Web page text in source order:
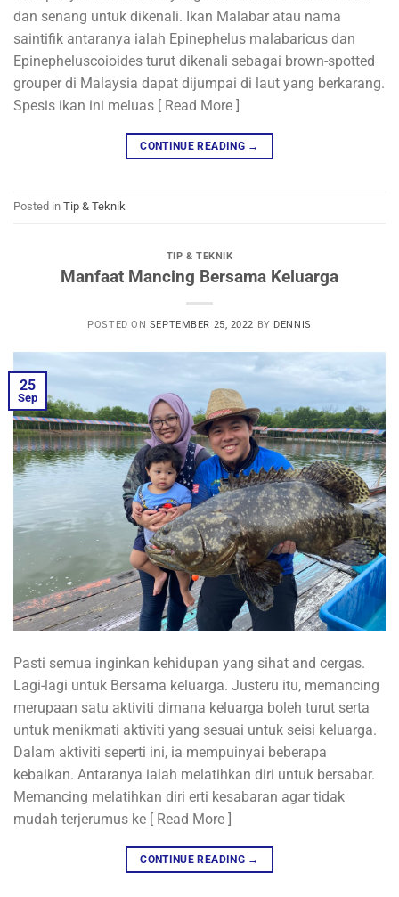
dan senang untuk dikenali. Ikan Malabar atau nama
saintifik antaranya ialah Epinephelus malabaricus dan
Epinepheluscoioides turut dikenali sebagai brown-spotted
grouper di Malaysia dapat dijumpai di laut yang berkarang.
Spesis ikan ini meluas [ Read More ]
CONTINUE READING →
Posted in Tip & Teknik
TIP & TEKNIK
Manfaat Mancing Bersama Keluarga
POSTED ON SEPTEMBER 25, 2022 BY DENNIS
25
Sep
Pasti semua inginkan kehidupan yang sihat and cergas.
Lagi-lagi untuk Bersama keluarga. Justeru itu, memancing
merupaan satu aktiviti dimana keluarga boleh turut serta
untuk menikmati aktiviti yang sesuai untuk seisi keluarga.
Dalam aktiviti seperti ini, ia mempuinyai beberapa
kebaikan. Antaranya ialah melatihkan diri untuk bersabar.
Memancing melatihkan diri erti kesabaran agar tidak
mudah terjerumus ke [ Read More ]
CONTINUE READING →